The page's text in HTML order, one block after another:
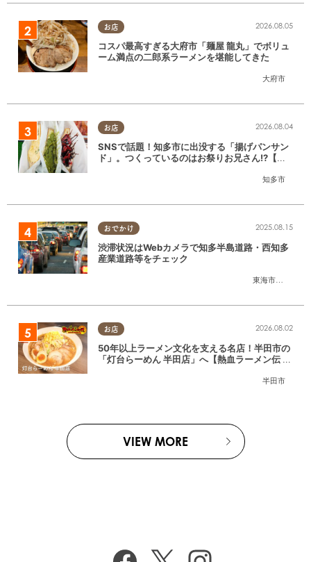
お店
大府市
2026.08.05
コスパ最高すぎる大府市「麺屋 龍丸」でボリュ
ーム満点の二郎系ラーメンを堪能してきた
お店
知多市
2026.08.04
SNSで話題！知多市に出没する「揚げパンサン
ド」。つくっているのはお祭りお兄さん!?【ち
おでかけ
東海市大府市
2025.08.15
渋滞状況はWebカメラで知多半島道路・西知多
産業道路等をチェック
お店
半田市
2026.08.02
50年以上ラーメン文化を支える名店！半田市の
「灯台らーめん 半田店」へ【熱血ラーメン伝 8
VIEW MORE